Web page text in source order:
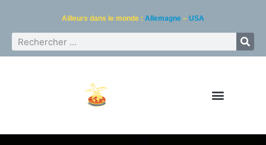
Ailleurs dans le monde : Allemagne – USA